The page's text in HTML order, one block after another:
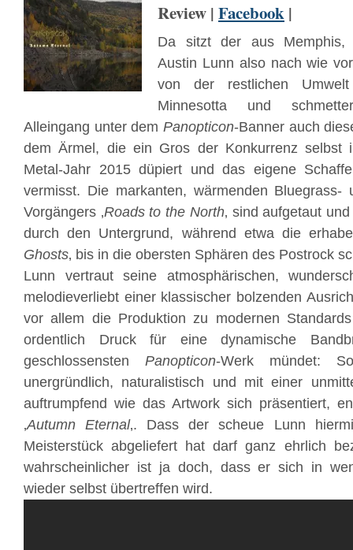
Review | Facebook |
Da sitzt der aus Memphis,
Austin Lunn also nach wie
von der restlichen
Minnesotta und
Alleingang unter dem Panopticon-Banner auch
dem Ärmel, die ein Gros der Konkurrenz selbst
Metal-Jahr 2015 düpiert und das eigene
vermisst. Die markanten, wärmenden Bluegrass-
Vorgängers ‚Roads to the North‚ sind aufgetaut
durch den Untergrund, während etwa die
Ghosts‚ bis in die obersten Sphären des Postrock
Lunn vertraut seine atmosphärischen,
melodieverliebt einer klassischer bolzenden
vor allem die Produktion zu modernen
ordentlich Druck für eine dynamische
geschlossensten Panopticon-Werk mündet:
unergründlich, naturalistisch und mit einer
auftrumpfend wie das Artwork sich präsentiert,
‚Autumn Eternal‚. Dass der scheue Lunn
Meisterstück abgeliefert hat darf ganz ehrlich
wahrscheinlicher ist ja doch, dass er sich in
wieder selbst übertreffen wird.